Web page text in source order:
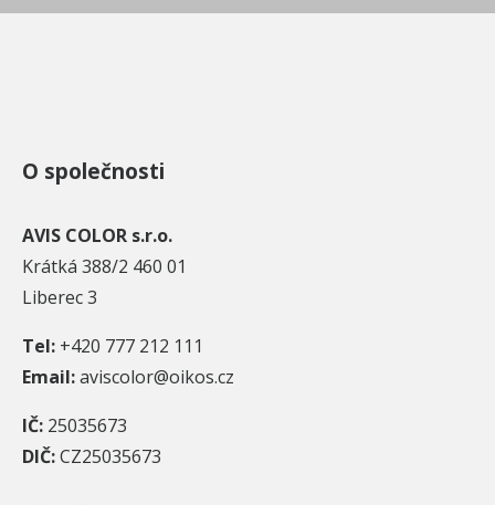
O společnosti
AVIS COLOR s.r.o.
Krátká 388/2 460 01
Liberec 3
Tel: +420 777 212 111
Email:aviscolor@oikos.cz
IČ: 25035673
DIČ:CZ25035673